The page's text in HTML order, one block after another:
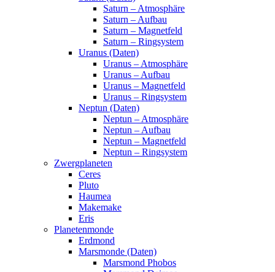
Saturn – Atmosphäre
Saturn – Aufbau
Saturn – Magnetfeld
Saturn – Ringsystem
Uranus (Daten)
Uranus – Atmosphäre
Uranus – Aufbau
Uranus – Magnetfeld
Uranus – Ringsystem
Neptun (Daten)
Neptun – Atmosphäre
Neptun – Aufbau
Neptun – Magnetfeld
Neptun – Ringsystem
Zwergplaneten
Ceres
Pluto
Haumea
Makemake
Eris
Planetenmonde
Erdmond
Marsmonde (Daten)
Marsmond Phobos